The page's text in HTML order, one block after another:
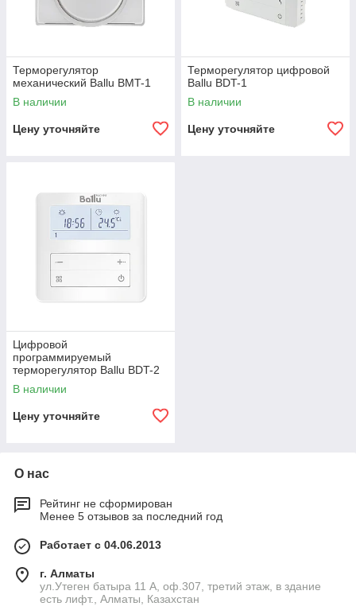
Терморегулятор
механический Ballu BMT-1
В наличии
Цену уточняйте
Терморегулятор цифровой
Ballu BDT-1
В наличии
Цену уточняйте
Цифровой
программируемый
терморегулятор Ballu BDT-2
В наличии
Цену уточняйте
О нас
Рейтинг не сформирован
Менее 5 отзывов за последний год
Работает с 04.06.2013
г. Алматы
ул.Утеген батыра 11 А, оф.307, третий этаж, в здание
есть лифт., Алматы, Казахстан